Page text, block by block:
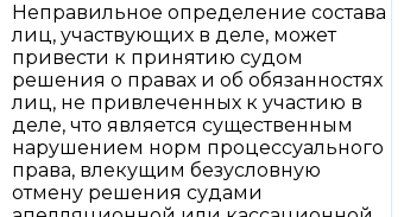
Неправильное определение состава
лиц, участвующих в деле, может
привести к принятию судом
решения о правах и об обязанностях
лиц, не привлеченных к участию в
деле, что является существенным
нарушением норм процессуального
права, влекущим безусловную
отмену решения судами